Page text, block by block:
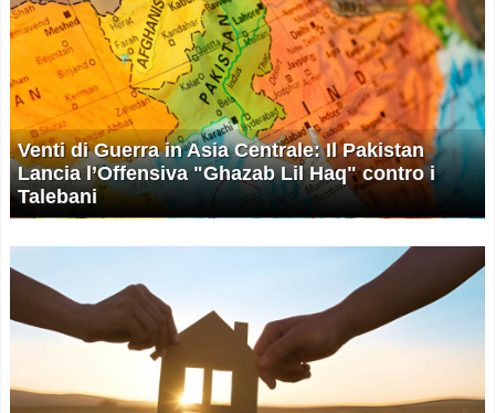
Venti di Guerra in Asia Centrale: Il Pakistan
Lancia l’Offensiva "Ghazab Lil Haq" contro i
Talebani